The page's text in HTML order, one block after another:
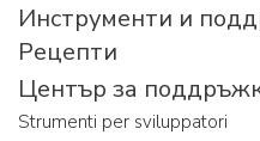
Инструменти и
Рецепти
Център за
Strumenti per sviluppatori